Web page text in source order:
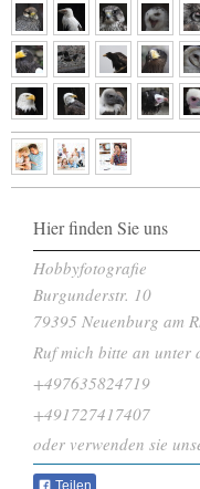
Hier finden Sie uns
Hobbyfotografie
Burgunderstr. 10
79395 Neuenburg am
Ruf mich bitte an unter
+497635824719
+491727417407
oder verwenden sie
Teilen